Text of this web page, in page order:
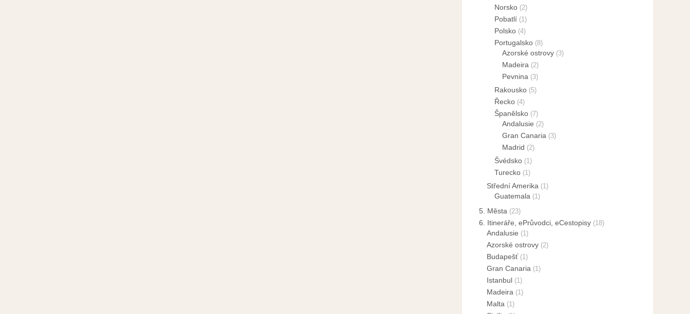
Norsko (2)
Pobatlí (1)
Polsko (4)
Portugalsko (8)
Azorské ostrovy (3)
Madeira (2)
Pevnina (3)
Rakousko (5)
Řecko (4)
Španělsko (7)
Andalusie (2)
Gran Canaria (3)
Madrid (2)
Švédsko (1)
Turecko (1)
Střední Amerika (1)
Guatemala (1)
5. Města (23)
6. Itineráře, ePrůvodci, eCestopisy (18)
Andalusie (1)
Azorské ostrovy (2)
Budapešť (1)
Gran Canaria (1)
Istanbul (1)
Madeira (1)
Malta (1)